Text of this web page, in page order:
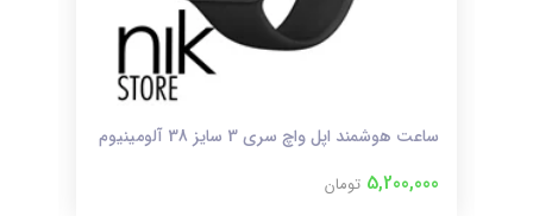
ساعت هوشمند اپل واچ سری 3 سایز 38 آلومینیوم
5,200,000 تومان